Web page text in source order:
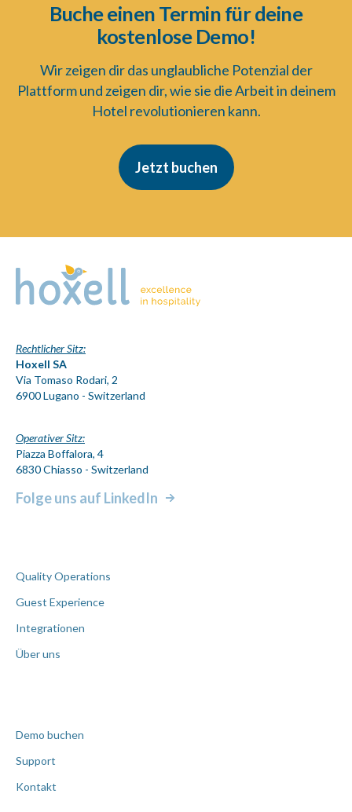
Buche einen Termin für deine
kostenlose Demo!
Wir zeigen dir das unglaubliche Potenzial der
Plattform und zeigen dir, wie sie die Arbeit in deinem
Hotel revolutionieren kann.
Jetzt buchen
Rechtlicher Sitz:
Hoxell SA
Via Tomaso Rodari, 2
6900 Lugano - Switzerland
Operativer Sitz:
Piazza Boffalora, 4
6830 Chiasso - Switzerland
Folge uns auf LinkedIn
Quality Operations
Guest Experience
Integrationen
Über uns
Demo buchen
Support
Kontakt